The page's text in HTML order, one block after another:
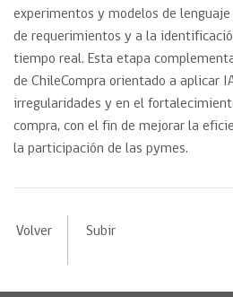
experimentos y modelos de
de requerimientos y a la
tiempo real. Esta etapa
de ChileCompra orientado a aplicar
irregularidades y en el
compra, con el fin de mejorar la
la participación de las pymes.
Volver Subir